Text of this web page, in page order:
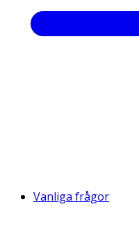
Vanliga frågor